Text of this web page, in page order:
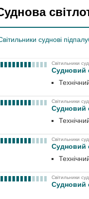
суднові
Світильники
Судновий
Світильники
Судновий
Світильники
Судновий
Світильники
Судновий